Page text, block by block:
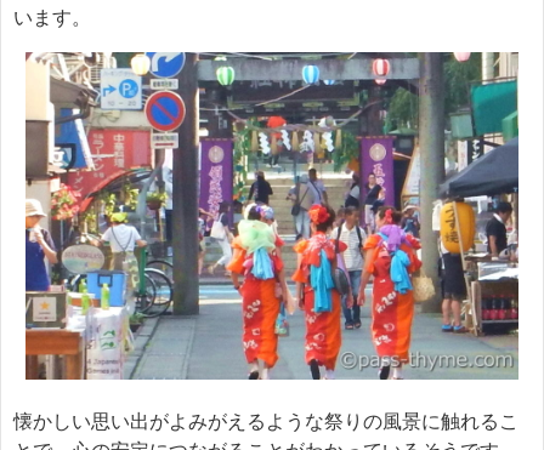
います。
懐かしい思い出がよみがえるような祭りの風景に触れるこ